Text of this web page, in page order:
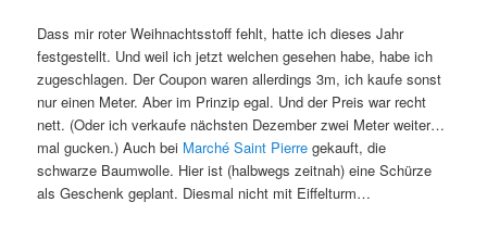
Dass mir roter Weihnachtsstoff fehlt, hatte ich dieses Jahr
festgestellt. Und weil ich jetzt welchen gesehen habe, habe ich
zugeschlagen. Der Coupon waren allerdings 3m, ich kaufe sonst
nur einen Meter. Aber im Prinzip egal. Und der Preis war recht
nett. (Oder ich verkaufe nächsten Dezember zwei Meter weiter…
mal gucken.) Auch bei Marché Saint Pierre gekauft, die
schwarze Baumwolle. Hier ist (halbwegs zeitnah) eine Schürze
als Geschenk geplant. Diesmal nicht mit Eiffelturm…